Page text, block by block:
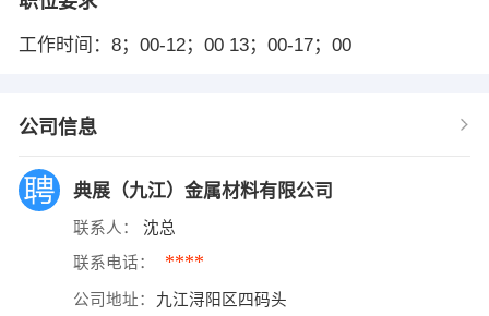
工作时间：8；00-12；00 13；00-17；00
公司信息
典展（九江）金属材料有限公司
联系人： 沈总
联系电话： ****
公司地址： 九江浔阳区四码头